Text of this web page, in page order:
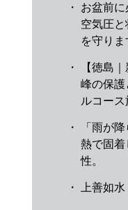
・
お盆前
空気圧
を守りま
・
【徳島
峰の保護
ルコー
・
「雨が
熱で固着
性。
・ 上善如